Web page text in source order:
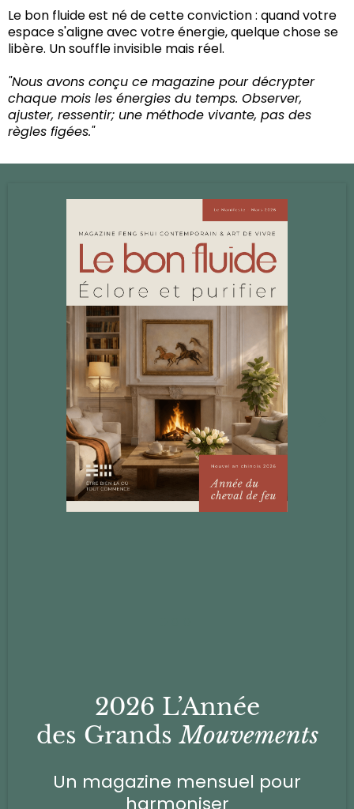
Le bon fluide est né de cette conviction : quand votre
espace s'aligne avec votre énergie, quelque chose se
libère. Un souffle invisible mais réel.
"Nous avons conçu ce magazine pour décrypter
chaque mois les énergies du temps. Observer,
ajuster, ressentir; une méthode vivante, pas des
règles figées."
2026 L’Année
des GrandsMouvements
Un magazine mensuel pour
harmoniser